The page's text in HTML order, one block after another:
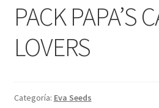
PACK PAPA’S
LOVERS
Categoría: Eva Seeds